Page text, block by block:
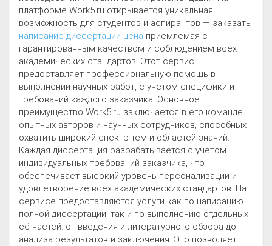
платформе Work5.ru открывается уникальная
возможность для студентов и аспирантов — заказать
написание диссертации цена приемлемая с
гарантированным качеством и соблюдением всех
академических стандартов. Этот сервис
предоставляет профессиональную помощь в
выполнении научных работ, с учетом специфики и
требований каждого заказчика. Основное
преимущество Work5.ru заключается в его команде
опытных авторов и научных сотрудников, способных
охватить широкий спектр тем и областей знаний.
Каждая диссертация разрабатывается с учетом
индивидуальных требований заказчика, что
обеспечивает высокий уровень персонализации и
удовлетворение всех академических стандартов. На
сервисе предоставляются услуги как по написанию
полной диссертации, так и по выполнению отдельных
её частей: от введения и литературного обзора до
анализа результатов и заключения. Это позволяет